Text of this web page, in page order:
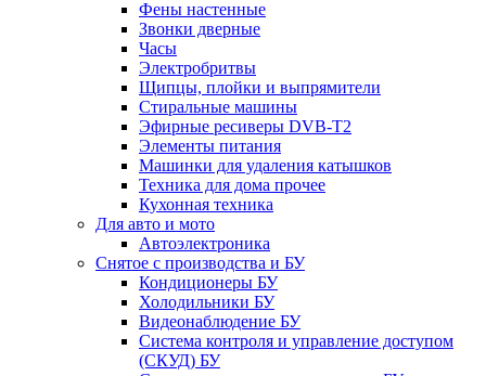
Фены настенные
Звонки дверные
Часы
Электробритвы
Щипцы, плойки и выпрямители
Стиральные машины
Эфирные ресиверы DVB-T2
Элементы питания
Машинки для удаления катышков
Техника для дома прочее
Кухонная техника
Для авто и мото
Автоэлектроника
Снятое с производства и БУ
Кондиционеры БУ
Холодильники БУ
Видеонаблюдение БУ
Система контроля и управление доступом
(СКУД) БУ